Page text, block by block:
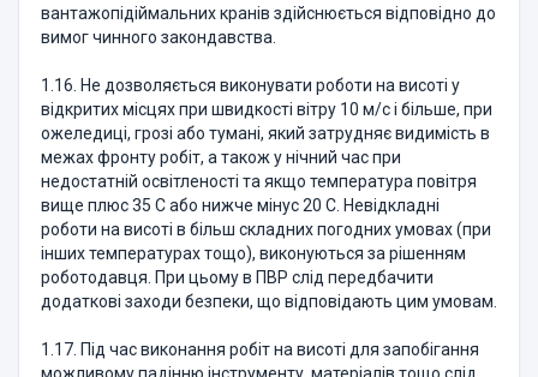
вантажопідіймальних кранів здійснюється відповідно до
вимог чинного закондавства.
1.16. Не дозволяється виконувати роботи на висоті у
відкритих місцях при швидкості вітру 10 м/с і більше, при
ожеледиці, грозі або тумані, який затрудняє видимість в
межах фронту робіт, а також у нічний час при
недостатній освітленості та якщо температура повітря
вище плюс 35 С або нижче мінус 20 С. Невідкладні
роботи на висоті в більш складних погодних умовах (при
інших температурах тощо), виконуються за рішенням
роботодавця. При цьому в ПВР слід передбачити
додаткові заходи безпеки, що відповідають цим умовам.
1.17. Під час виконання робіт на висоті для запобігання